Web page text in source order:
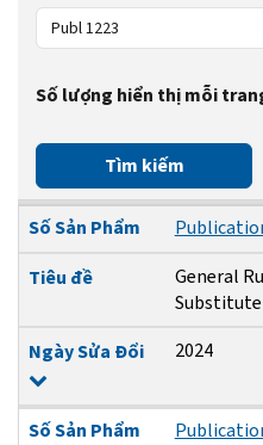
Số lượng hiển thị mỗi
Tìm kiếm
Số Sản Phẩm
Tiêu đề
Ngày Sửa Đổi
Số Sản Phẩm
Tiêu đề
General
Substitute
Ngày Sửa Đổi
2024
Số Sản Phẩm